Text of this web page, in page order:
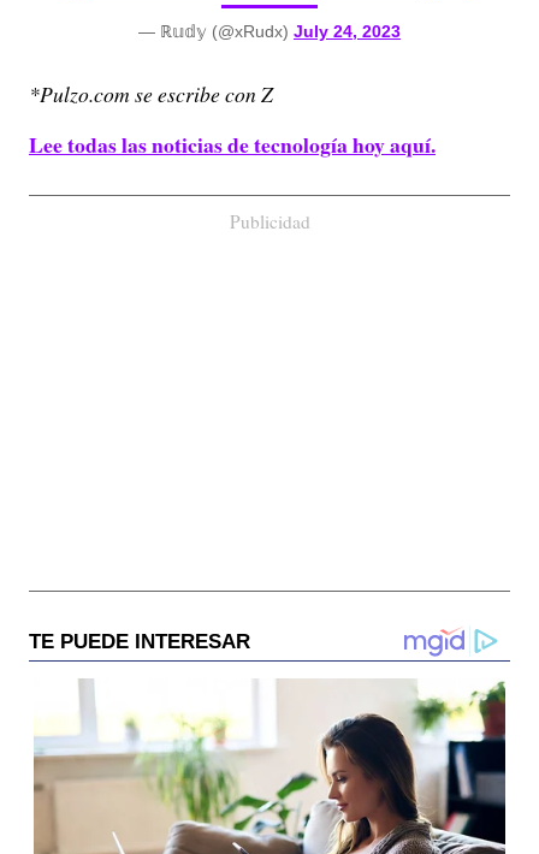
— ℝ𝕦𝕕𝕪 (@xRudx) July 24, 2023
*Pulzo.com se escribe con Z
Lee todas las noticias de tecnología hoy aquí.
Publicidad